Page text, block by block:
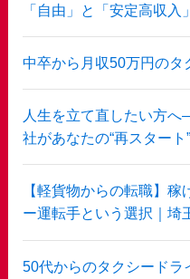
「自由」と「安定高収
中卒から月収50万円のタ
人生を立て直したい方
社があなたの“再スタート
【軽貨物からの転職】
ー運転手という選択｜埼
50代からのタクシードラ